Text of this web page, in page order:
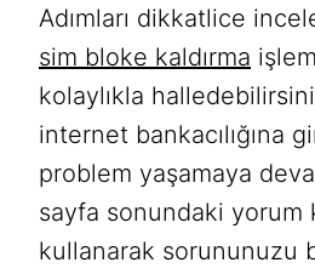
Adımları dikkatlice
sim bloke kaldırma
kolaylıkla
internet bankacılığına
problem yaşamaya
sayfa sonundaki yorum
kullanarak sorununuzu